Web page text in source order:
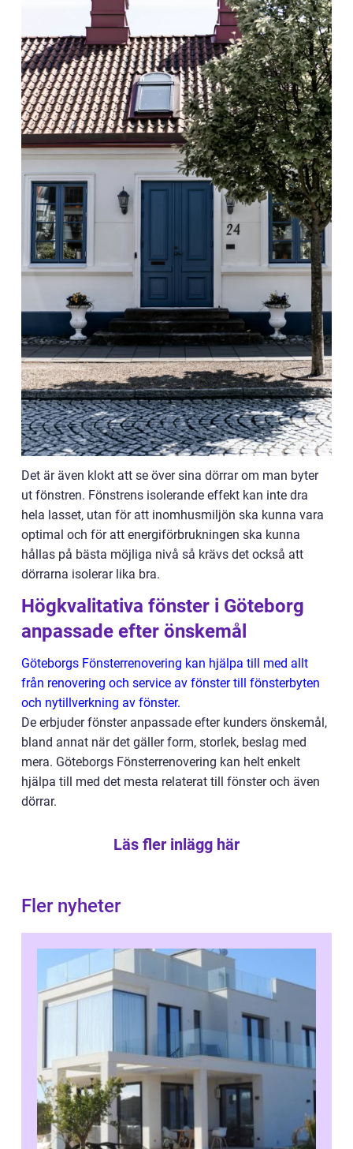
Det är även klokt att se över sina dörrar om man byter
ut fönstren. Fönstrens isolerande effekt kan inte dra
hela lasset, utan för att inomhusmiljön ska kunna vara
optimal och för att energiförbrukningen ska kunna
hållas på bästa möjliga nivå så krävs det också att
dörrarna isolerar lika bra.
Högkvalitativa fönster i Göteborg
anpassade efter önskemål
Göteborgs Fönsterrenovering kan hjälpa till med allt
från renovering och service av fönster till fönsterbyten
och nytillverkning av fönster.
De erbjuder fönster anpassade efter kunders önskemål,
bland annat när det gäller form, storlek, beslag med
mera. Göteborgs Fönsterrenovering kan helt enkelt
hjälpa till med det mesta relaterat till fönster och även
dörrar.
Läs fler inlägg här
Fler nyheter